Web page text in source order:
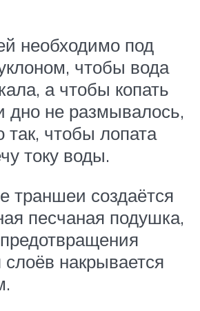
необходимо под
чтобы вода
а чтобы копать
дно не размывалось,
так, чтобы лопата
току воды.
траншеи создаётся
песчаная подушка,
накрывается